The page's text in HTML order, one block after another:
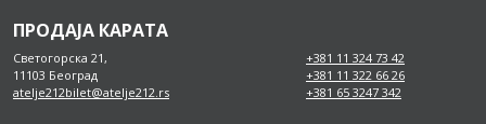
ПРОДАЈА КАРАТА
Светогорска 21,
11103 Београд
atelje212bilet@atelje212.rs
+381 11 324 73 42
+381 11 322 66 26
+381 65 3247 342